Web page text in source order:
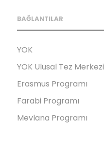
BAĞLANTILAR
YÖK
YÖK Ulusal Tez Merkezi
Erasmus Programı
Farabi Programı
Mevlana Programı